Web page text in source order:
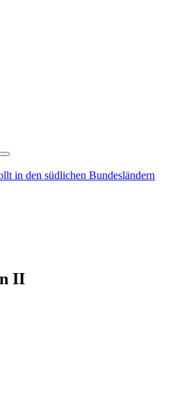
in den südlichen Bundesländern
II